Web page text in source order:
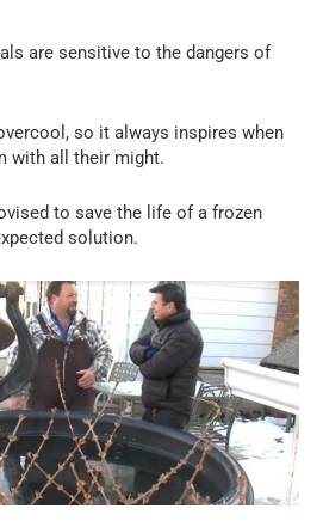
are sensitive to the dangers of
so it always inspires when
with all their might.
to save the life of a frozen
solution.